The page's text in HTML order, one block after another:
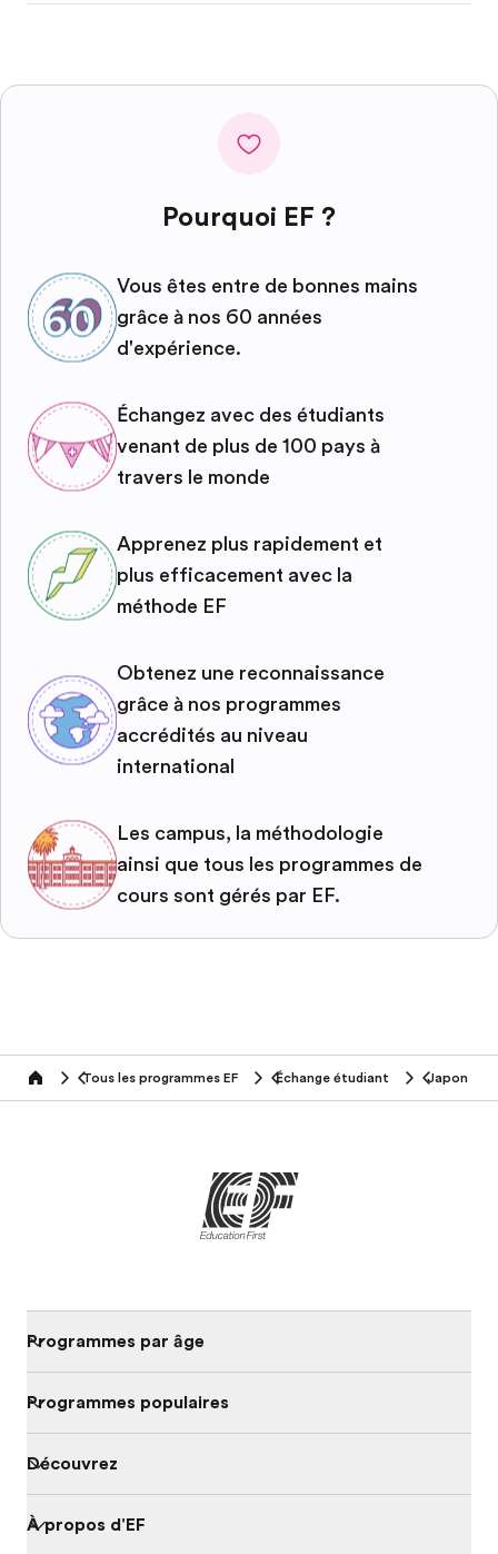
Pourquoi EF ?
Vous êtes entre de bonnes mains
grâce à nos 60 années
d'expérience.
Échangez avec des étudiants
venant de plus de 100 pays à
travers le monde
Apprenez plus rapidement et
plus efficacement avec la
méthode EF
Obtenez une reconnaissance
grâce à nos programmes
accrédités au niveau
international
Les campus, la méthodologie
ainsi que tous les programmes de
cours sont gérés par EF.
home Tous les programmes EF Échange étudiant Japon
Programmes par âge
Programmes populaires
Découvrez
À propos d'EF